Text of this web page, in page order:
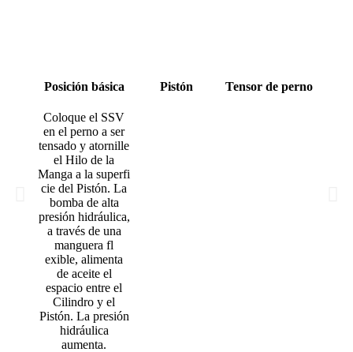
Posición básica
Coloque el SSV
en el perno a ser
tensado y atornille
el Hilo de la
Manga a la superfi
cie del Pistón. La
bomba de alta
presión hidráulica,
a través de una
manguera fl
exible, alimenta
de aceite el
espacio entre el
Cilindro y el
Pistón. La presión
hidráulica
aumenta.
Pistón Tensor de perno